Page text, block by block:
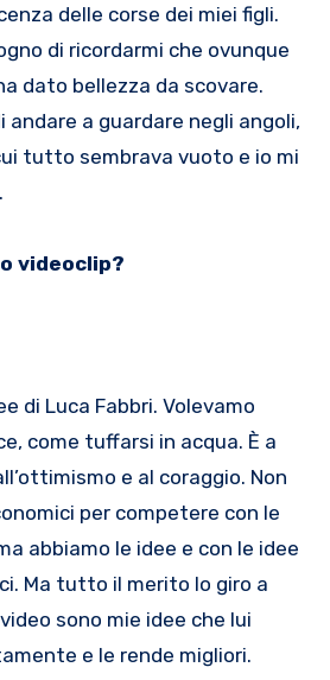
delle corse dei miei figli.
di ricordarmi che ovunque
dato bellezza da scovare.
andare a guardare negli angoli,
tutto sembrava vuoto e io mi
videoclip?
di Luca Fabbri. Volevamo
come tuffarsi in acqua. È a
e al coraggio. Non
per competere con le
abbiamo le idee e con le idee
Ma tutto il merito lo giro a
sono mie idee che lui
e le rende migliori.